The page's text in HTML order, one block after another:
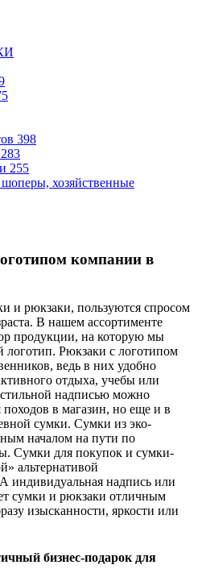
398
283
255
хозяйственные
компании в
и рюкзаки, пользуются спросом
В нашем ассортименте
продукции, на которую мы
Рюкзаки с логотипом
ведь в них удобно
отдыха, учебы или
надписью можно
походов в магазин, но еще и в
сумки. Сумки из эко-
началом на пути по
Сумки для покупок и сумки-
альтернативой
индивидуальная надпись или
сумки и рюкзаки отличным
изысканности, яркости или
бизнес-подарок для